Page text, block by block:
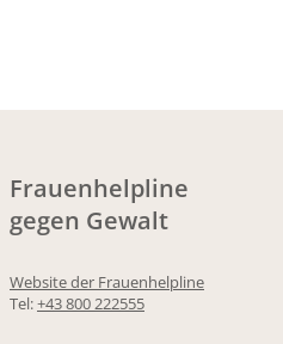
Frauenhelpline
gegen Gewalt
Website der Frauenhelpline
Tel:+43 800 222555